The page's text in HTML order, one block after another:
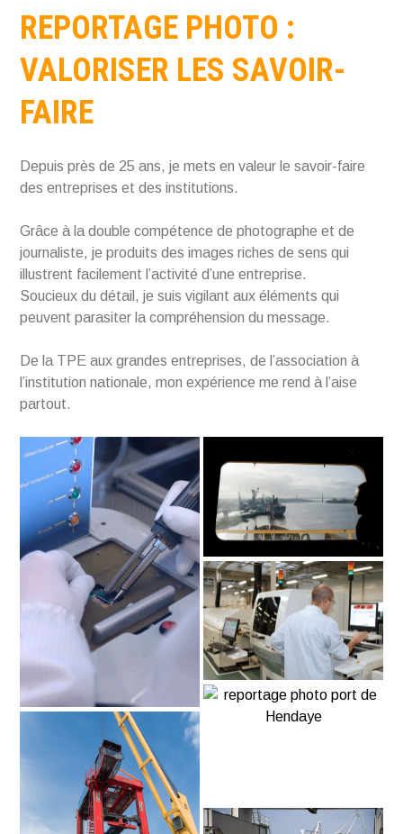
REPORTAGE PHOTO :
VALORISER LES SAVOIR-
FAIRE
Depuis près de 25 ans, je mets en valeur le savoir-faire
des entreprises et des institutions.
Grâce à la double compétence de photographe et de
journaliste, je produits des images riches de sens qui
illustrent facilement l’activité d’une entreprise.
Soucieux du détail, je suis vigilant aux éléments qui
peuvent parasiter la compréhension du message.
De la TPE aux grandes entreprises, de l’association à
l’institution nationale, mon expérience me rend à l’aise
partout.